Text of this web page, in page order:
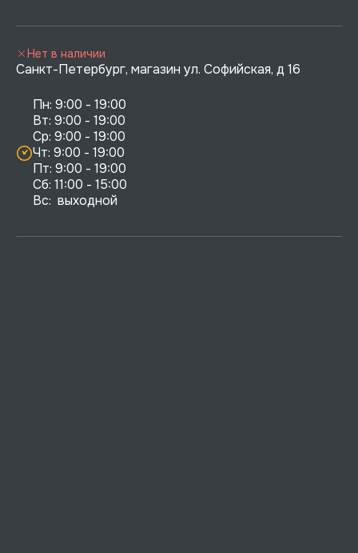
Санкт-Петербург, магазин ул. Софийская, д 16
Пн: 9:00 - 19:00
Вт: 9:00 - 19:00
Ср: 9:00 - 19:00
Чт: 9:00 - 19:00
Пт: 9:00 - 19:00
Сб: 11:00 - 15:00
Вс:  выходной
Нет в наличии